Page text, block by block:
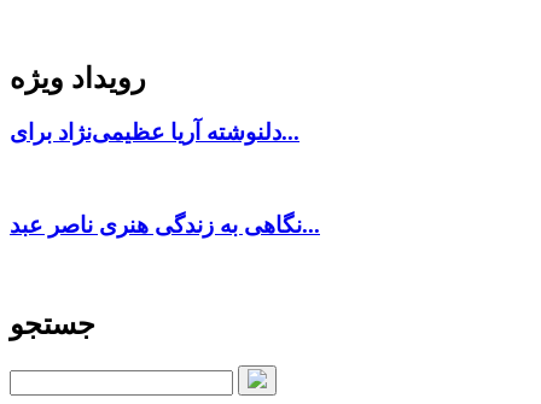
رویداد ویژه
دلنوشته آریا عظیمی‌نژاد برای...
نگاهی به زندگی هنری ناصر عبد...
جستجو